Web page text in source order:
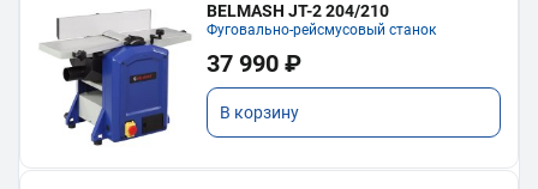
BELMASH JT-2 204/210
Фуговально-рейсмусовый станок
37 990 ₽
В корзину